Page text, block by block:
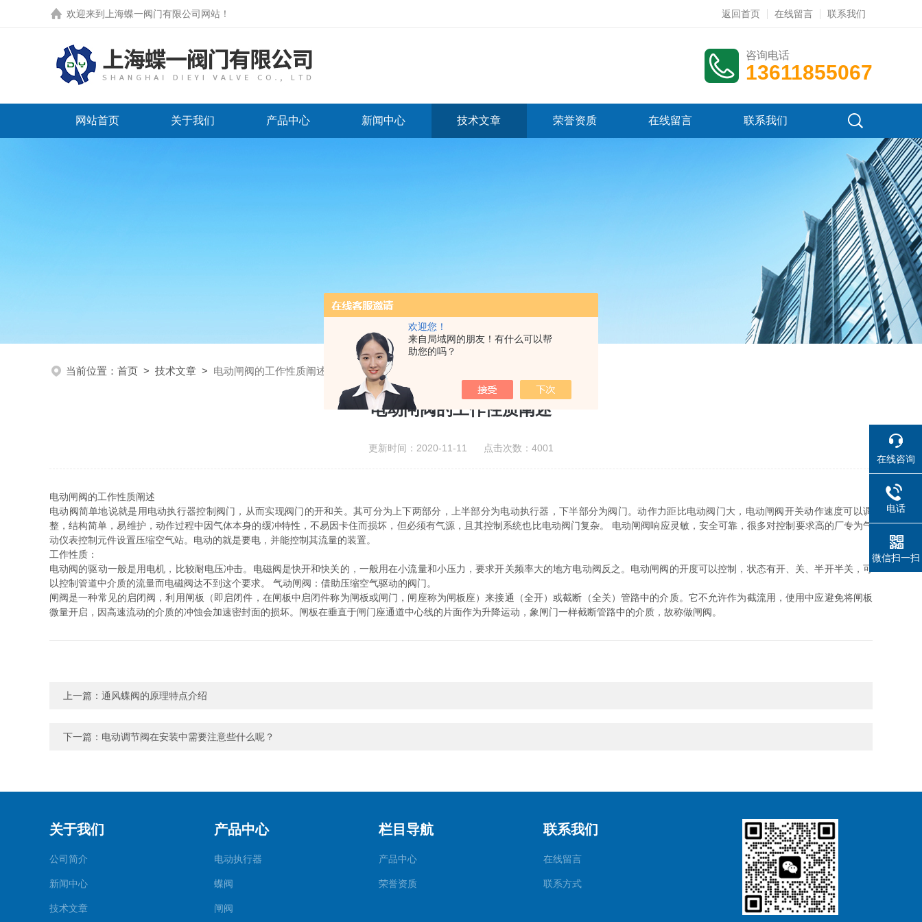
欢迎您！
来自局域网的朋友！有什么可以帮
助您的吗？
欢迎来到 上海蝶一阀门有限公司网站 ！ 返回首页 在线留言 联系我们
咨询电话
13611855067
网站首页 关于我们 产品中心 新闻中心 技术文章 荣誉资质 在线留言 联系我们
当前位置： 首页 > 技术文章 > 电动闸阀的工作性质阐述
电动闸阀的工作性质阐述
更新时间：2020-11-11 点击次数：4001
电动闸阀的工作性质阐述
电动阀简单地说就是用电动执行器控制阀门，从而实现阀门的开和关。其可分为上下两部分，上半部分为电动执行器，下半部分为阀门。动作力距比电动阀门大，电动闸阀开关动作速度可以调
整，结构简单，易维护，动作过程中因气体本身的缓冲特性，不易因卡住而损坏，但必须有气源，且其控制系统也比电动阀门复杂。 电动闸阀响应灵敏，安全可靠，很多对控制要求高的厂专为气
动仪表控制元件设置压缩空气站。电动的就是要电，并能控制其流量的装置。
工作性质：
电动阀的驱动一般是用电机，比较耐电压冲击。电磁阀是快开和快关的，一般用在小流量和小压力，要求开关频率大的地方电动阀反之。电动闸阀的开度可以控制，状态有开、关、半开半关，可
以控制管道中介质的流量而电磁阀达不到这个要求。 气动闸阀：借助压缩空气驱动的阀门。
闸阀是一种常见的启闭阀，利用闸板（即启闭件，在闸板中启闭件称为闸板或闸门，闸座称为闸板座）来接通（全开）或截断（全关）管路中的介质。它不允许作为截流用，使用中应避免将闸板
微量开启，因高速流动的介质的冲蚀会加速密封面的损坏。闸板在垂直于闸门座通道中心线的片面作为升降运动，象闸门一样截断管路中的介质，故称做闸阀。
上一篇： 通风蝶阀的原理特点介绍
下一篇： 电动调节阀在安装中需要注意些什么呢？
关于我们
公司简介
新闻中心
技术文章
产品中心
电动执行器
蝶阀
闸阀
栏目导航
产品中心
荣誉资质
联系我们
在线留言
联系方式
在线咨询
电话
微信扫一扫